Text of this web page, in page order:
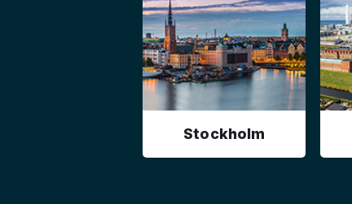
Stockholm